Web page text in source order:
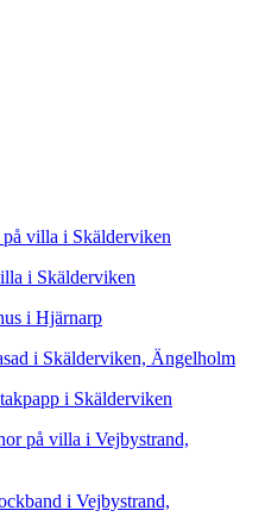
villa i Skälderviken
i Skälderviken
i Hjärnarp
i Skälderviken, Ängelholm
i Skälderviken
på villa i Vejbystrand,
i Vejbystrand,